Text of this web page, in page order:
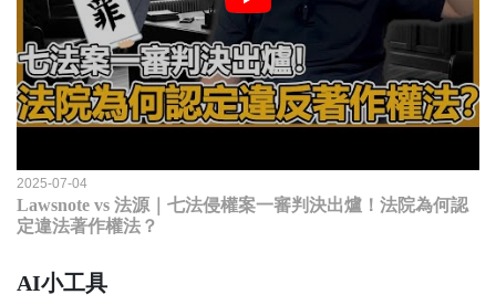
2025-07-04
Lawsnote vs 法源｜七法侵權案一審判決出爐！法院為何認
定違法著作權法？
AI小工具